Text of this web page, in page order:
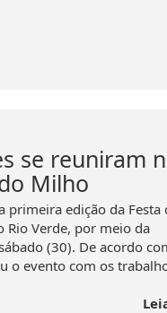
se reuniram
Milho
primeira edição da Festa
Rio Verde, por meio da
(30). De acordo
o evento com os